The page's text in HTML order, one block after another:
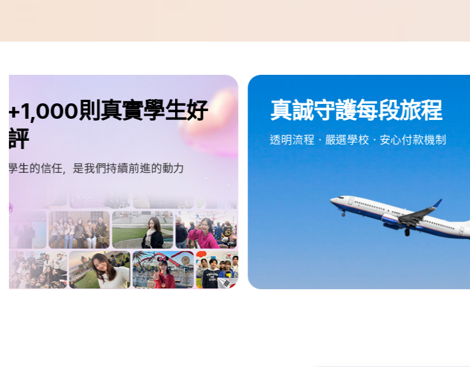
真誠守護每段旅程
透明流程・嚴選學校・安心付款機制
edm Friends
遊學特派員